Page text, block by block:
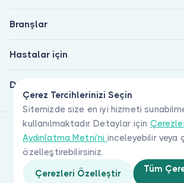
Çerez Tercihlerinizi Seçin
Sitemizde size en iyi hizmeti
kullanılmaktadır. Detaylar için
Aydınlatma Metni'ni inceleyebilir veya
özelleştirebilirsiniz.
Çerezleri Özelleştir
Tüm
Branşlar
Hastalar için
Doktorlar için